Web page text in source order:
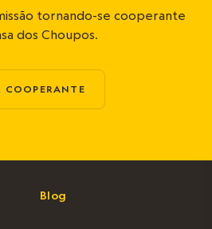
tornando-se cooperante
dos Choupos.
COOPERANTE
Blog